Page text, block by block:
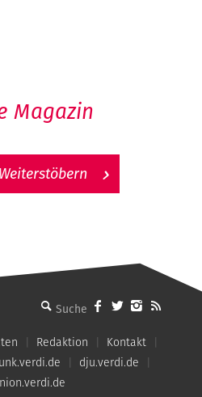
Medien
Magazin
Weiterstöbern
Redaktion
Kontakt
dju.verdi.de